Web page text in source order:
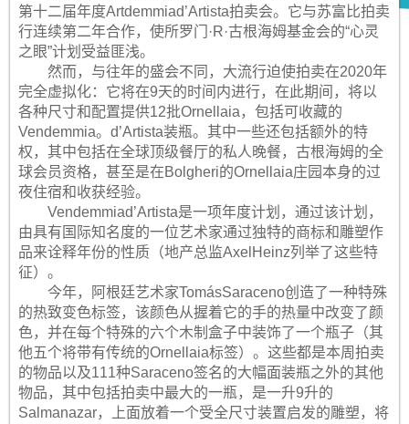
第十二届年度Artdemmiad’Artista拍卖会。它与苏富比拍卖
行连续第二年合作，使所罗门·R·古根海姆基金会的“心灵
之眼”计划受益匪浅。
然而，与往年的盛会不同，大流行迫使拍卖在2020年
完全虚拟化：它将在9天的时间内进行，在此期间，将以
各种尺寸和配置提供12批Ornellaia，包括可收藏的
Vendemmia。d’Artista装瓶。其中一些还包括额外的特
权，其中包括在全球顶级餐厅的私人晚餐，古根海姆的全
球会员资格，甚至是在Bolgheri的Ornellaia庄园本身的过
夜住宿和收获经验。
Vendemmiad’Artista是一项年度计划，通过该计划，
由具有国际知名度的一位艺术家通过独特的商标和雕塑作
品来诠释年份的性质（地产总监AxelHeinz列举了这些特
征）。
今年，阿根廷艺术家TomásSaraceno创造了一种特殊
的热致变色标签，该颜色从握着它的手的热量中改变了颜
色，并在每个特殊的六个木制盒子中装饰了一个瓶子（其
他五个将带有传统的Ornellaia标签）。这些都是本周拍卖
的物品以及111种Saraceno签名的大幅面装瓶之外的其他
物品，其中包括拍卖中最大的一瓶，是一升9升的
Salmanazar，上面放着一个受全尺寸装置启发的雕塑，将